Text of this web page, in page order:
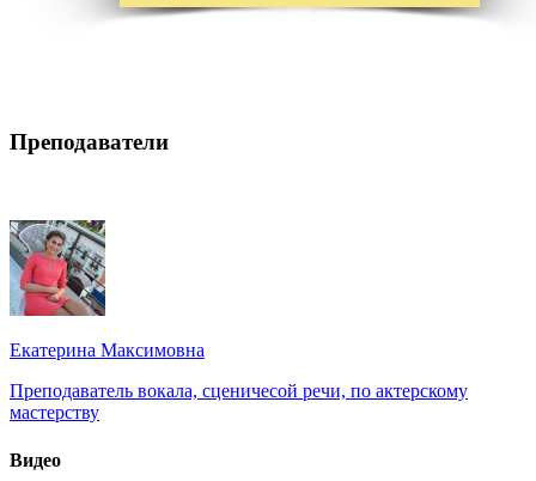
Преподаватели
Екатерина Максимовна
Преподаватель вокала, сценичесой речи, по актерскому
мастерству
Видео